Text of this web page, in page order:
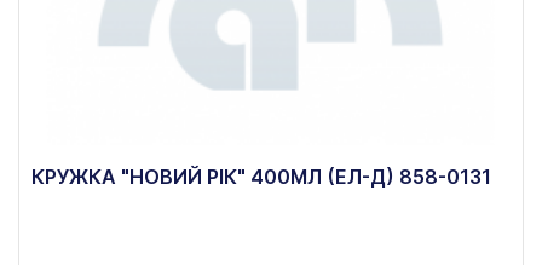
КРУЖКА "НОВИЙ РІК" 400МЛ (ЕЛ-Д) 858-0131